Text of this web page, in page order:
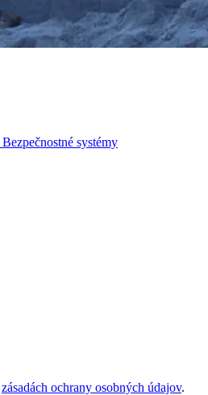
Bezpečnostné systémy
zásadách ochrany osobných údajov.